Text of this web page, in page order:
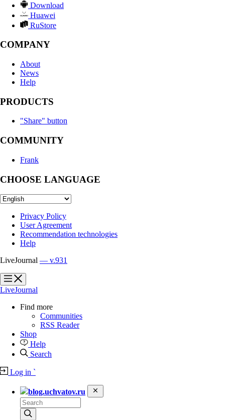
Download
Huawei
RuStore
COMPANY
About
News
Help
PRODUCTS
"Share" button
COMMUNITY
Frank
CHOOSE LANGUAGE
Privacy Policy
User Agreement
Recommendation technologies
Help
LiveJournal — v.931
?
?
LiveJournal
Find more
Communities
RSS Reader
Shop
Help
Search
Log in `
blog.uchvatov.ru